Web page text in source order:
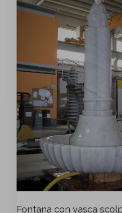
Fontana con vasca